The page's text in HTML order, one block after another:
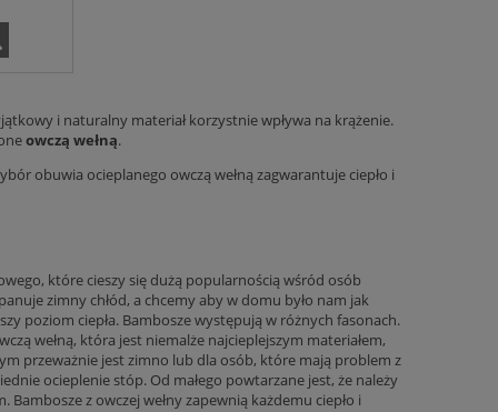
i naturalny materiał korzystnie wpływa na krążenie.
owczą wełną.
obuwia ocieplanego owczą wełną zagwarantuje ciepło i
które cieszy się dużą popularnością wśród osób
zimny chłód, a chcemy aby w domu było nam jak
poziom ciepła. Bambosze występują w różnych fasonach.
wełną, która jest niemalże najcieplejszym materiałem,
przeważnie jest zimno lub dla osób, które mają problem z
ocieplenie stóp. Od małego powtarzane jest, że należy
z owczej wełny zapewnią każdemu ciepło i